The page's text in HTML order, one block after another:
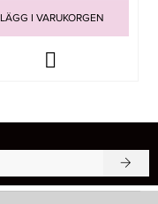
LÄGG I VARUKORGEN